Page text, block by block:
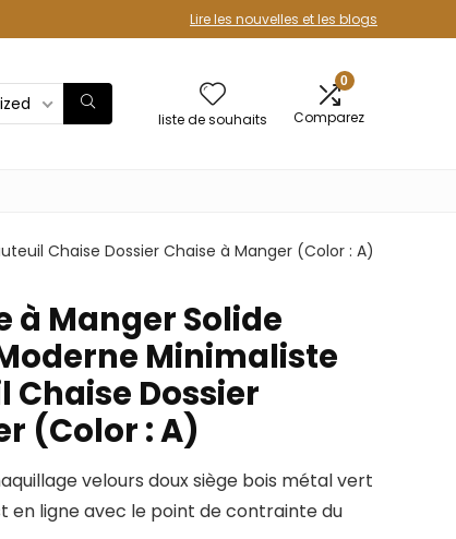
Lire les nouvelles et les blogs
liste de souhaits
0
Comparez
Chaise Dossier Chaise à Manger (Color : A)
à Manger Solide
Minimaliste
Chaise Dossier
(Color : A)
velours doux siège bois métal vert
en ligne avec le point de contrainte du